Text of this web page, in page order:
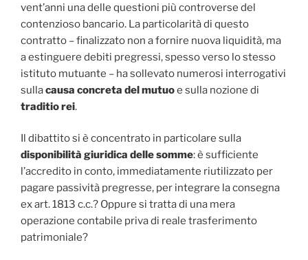
vent’anni una delle questioni più controverse del
contenzioso bancario. La particolarità di questo
contratto – finalizzato non a fornire nuova liquidità, ma
a estinguere debiti pregressi, spesso verso lo stesso
istituto mutuante – ha sollevato numerosi interrogativi
sullacausa concreta del mutuoe sulla nozione di
traditio rei.
Il dibattito si è concentrato in particolare sulla
disponibilità giuridica delle somme: è sufficiente
l’accredito in conto, immediatamente riutilizzato per
pagare passività pregresse, per integrare la consegna
ex art. 1813 c.c.? Oppure si tratta di una mera
operazione contabile priva di reale trasferimento
patrimoniale?